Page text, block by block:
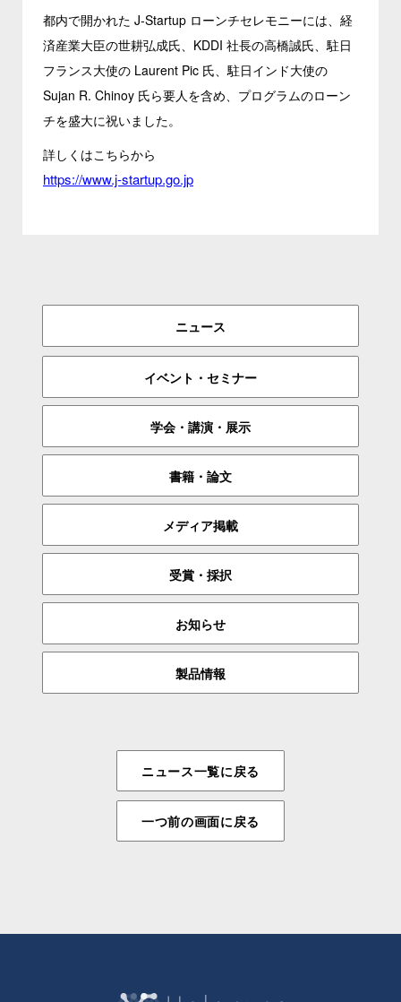
ニュース
イベント・セミナー
学会・講演・展示
書籍・論文
メディア掲載
受賞・採択
お知らせ
製品情報
都内で開かれた J-Startup ローンチセレモニーには、経
済産業大臣の世耕弘成氏、KDDI 社長の高橋誠氏、駐日
フランス大使の Laurent Pic 氏、駐日インド大使の
Sujan R. Chinoy 氏ら要人を含め、プログラムのローン
チを盛大に祝いました。
詳しくはこちらから
https://www.j-startup.go.jp
ニュース一覧に戻る
一つ前の画面に戻る